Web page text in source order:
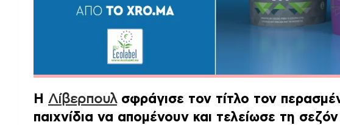
Η Λίβερπουλσφράγισε τον τίτλο τον
παιχνίδια να απομένουν και τελείωσε τη